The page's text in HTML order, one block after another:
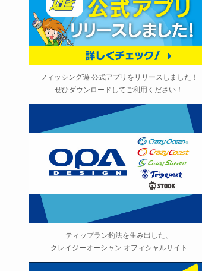
フィッシング遊 公式アプリをリリースしました！
ぜひダウンロードしてご利用ください！
ティップラン釣法を生み出した、
クレイジーオーシャン オフィシャルサイト